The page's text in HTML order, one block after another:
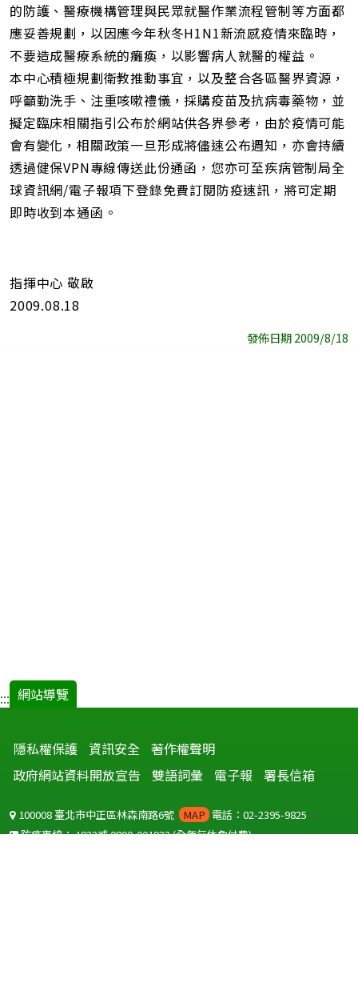
的防護、醫療機構管理與民眾就醫作業流程管制等方面都
應妥善規劃，以因應今年秋冬H1N1新流感疫情來臨時，
不要造成醫療系統的癱瘓，以影響病人就醫的權益。
本中心積極規劃衛教推動事宜，以及整合各區醫界資源，
呼籲勤洗手、注重咳嗽禮儀，採購疫苗及抗病毒藥物，並
擬定臨床相關指引公布於網站供各界參考，由於疫情可能
會有變化，相關政策一旦形成將儘速公布週知，亦會持續
透過健保VPN專線傳送此份通函，您亦可至疾病管制局全
球資訊網/電子報項下登錄免費訂閱防疫速訊，將可定期
即時收到本通函。
指揮中心 敬啟
2009.08.18
發佈日期 2009/8/18
::: 網站導覽
隱私權保護 資訊安全 著作權聲明
政府網站資料開放宣告
雙語詞彙 電子報 署長信箱
100008 臺北市中正區林森南路6號 MAP 電話：02-2395-9825
防疫專線：1922或0800-001922(全年無休免付費)